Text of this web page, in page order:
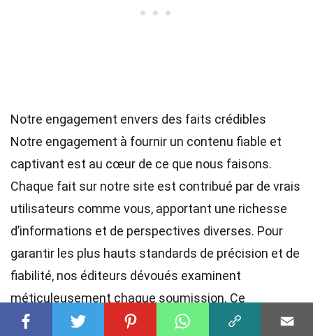
Notre engagement envers des faits crédibles
Notre engagement à fournir un contenu fiable et
captivant est au cœur de ce que nous faisons.
Chaque fait sur notre site est contribué par de vrais
utilisateurs comme vous, apportant une richesse
d’informations et de perspectives diverses. Pour
garantir les plus hauts standards de précision et de
fiabilité, nos éditeurs dévoués examinent
méticuleusement chaque soumission. Ce
processus garantit que les faits que nous